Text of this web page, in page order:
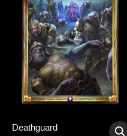
Deathguard